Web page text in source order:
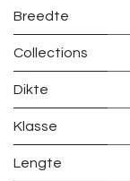
Breedte
Collections
Dikte
Klasse
Lengte